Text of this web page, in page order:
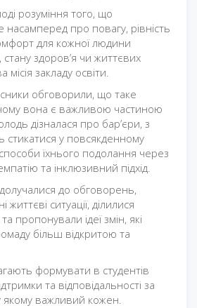
розуміння того, що
насамперед про повагу, рівність
для кожної людини
стану здоров’я чи життєвих
закладу освіти.
обговорили, що таке
чому вона є важливою частиною
дізналася про бар’єри, з
у повсякденному
їхнього подолання через
та інклюзивний підхід.
до обговорень,
життєві ситуації, ділилися
пропонували ідеї змін, які
більш відкритою та
формувати в студентів
та відповідальності за
якому важливий кожен.